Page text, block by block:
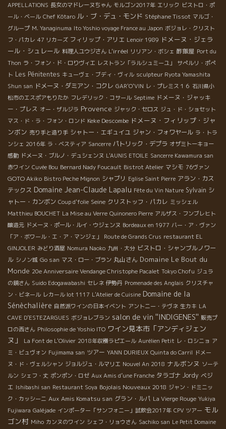
APPELLATIONS 長女のマドレーヌちゃん モルゴン2017年 エリック ビストロ・ポ
ール・ベール Chef Kôtaro ル・ブ・デュ・モンド Stéphane Tissot マルゴ・
グループ M. Yanaginuma Ito Yoshio voyage France au Japon ボジョレ・クリスト
フ・パカレ 47 リカーズ フィリップ・アリエ Lenoir 1989 ドメーヌ・ジェラ
ール・シュレール 料理人ユウジさん L'irréel リリアン・ボシェ 酢飯屋 Port du
Thon ラ・フォン・ド・ロりヴィエ レストラン「ラルシュミーユ」
サぺルリ・ポぺ
ト Les Pénitentes キューヴェ・ブディ・ヴィル sculpteur Ryota Yamashita
Shun san ドメーヌ・ダミアン・コクレ GAR'O'VIN レ・プレミス１６ 石川県小
松市のエスポアもりたか フレデリック・コサール Septime ドメーヌ・ジャッキ
ー・プレス オー・ザルジラ Provence ジャック・セロス ジュ・ド・ショセット
マス・ド・ラ・フォン・ロンド Keke Descombe ドメーヌ・フィリップ・ジャ
ンボン 売り手と造り手 シャトー・エギュイユ ジャン・フォワヤール ラ・トラ
ンシェ 2016年 ラ・ベスティア Sancerre パトリック・デプラ オザミトーキョー
感動 ドメーヌ・ブルノ・デュシェンヌ L'AUNIS ETOILE Sancerre Kawamura san
赤ワイン Cuvée Bou Bernard Nady Foucault Bistrot Atelier マシモ 76ヴァン
GOTO Akiko Bistro Peche Mignon シャブリ Eglise Saint Pierre アラン・カス
テックス Domaine Jean-Claude Lapalu Fête du Vin Nature Sylvain シ
ャトー・カンボン Coup d'folie Seine クリストッフ・パカレ ミッシェル
Matthieu BOUCHET La Mise au Verre Quinonero Pierre アルザス・フンブレヒト
醸造元 ドメーヌ・ポール・ルイ・ウジェンヌ Bordeaux en 1977 バー・ア・ヴァン
「ア・ボワール・エ・ア・マンジェ」
Route de Grands Crus restaurant EL
GINJOLER みどり酒屋 Nomura Naoko 九州・大分 ビストロ・シャンブルノワー
ル シノン城 Go san マス・ロー・ブラン 丸山さん Domaine Le Bout du
Monde 20e Anniversaire Vendange Christophe Pacalet Tokyo Chofu ジュラ
の鏡さん Suido Edogawabashi セレネ 伊勢丹 Promenade des Anglais クリスチャ
ン・ビネール レカール lot 1117 L'Atelier de Cuisine Domaine de la
Sénèchalière 自然派ワインの日本イベント アントニー・テヴネ 生カキ LA
CAVE D’ESTEZARGUES ボジョレブラン salon de vin ''INDIGENES'' 販売プ
ロの西さん Philosophie de Yoshio ITO ワイン見本市「アンディジェン
ヌ」
La Font de L'Olivier 2018年収穫ラピエール Aurélien Petit レ・ロシニョ ア
ミ・ビュヴォン Fujimama san ツアー YANN DURIEUX Quinta do Carril ドメー
ヌ・ド・ヴェルシャン ジョルジュ・ルマリエ Nouvel An 2018 ナルボンヌ ソーテ
ルン シェフ・丈 ポンポン・ロゼ Aux Amis d’une Franche タラゴナ Jordy ベジ
エ Ishibashi san Restaurant Soya Bojolais Nouveaux 2018 ジャン・ドミニッ
ク・カッシーニ Aux Amis Komatsu san グラン・ルパ La Vierge Rouge Yukiya
Fujiwara Galéjade インポーター「サンフォニー」試飲会2017年 CPV ツアー モル
ゴン村 Miho カンヌのワイン シェフ・リョウさん Sachiko san Le Petit Domaine